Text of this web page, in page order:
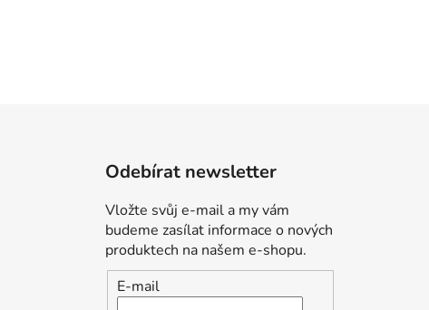
Odebírat newsletter
Vložte svůj e-mail a my vám
budeme zasílat informace o nových
produktech na našem e-shopu.
E-mail